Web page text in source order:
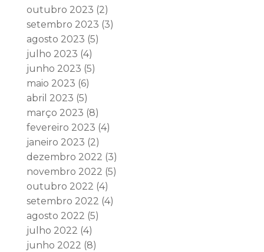
outubro 2023 (2)
setembro 2023 (3)
agosto 2023 (5)
julho 2023 (4)
junho 2023 (5)
maio 2023 (6)
abril 2023 (5)
março 2023 (8)
fevereiro 2023 (4)
janeiro 2023 (2)
dezembro 2022 (3)
novembro 2022 (5)
outubro 2022 (4)
setembro 2022 (4)
agosto 2022 (5)
julho 2022 (4)
junho 2022 (8)